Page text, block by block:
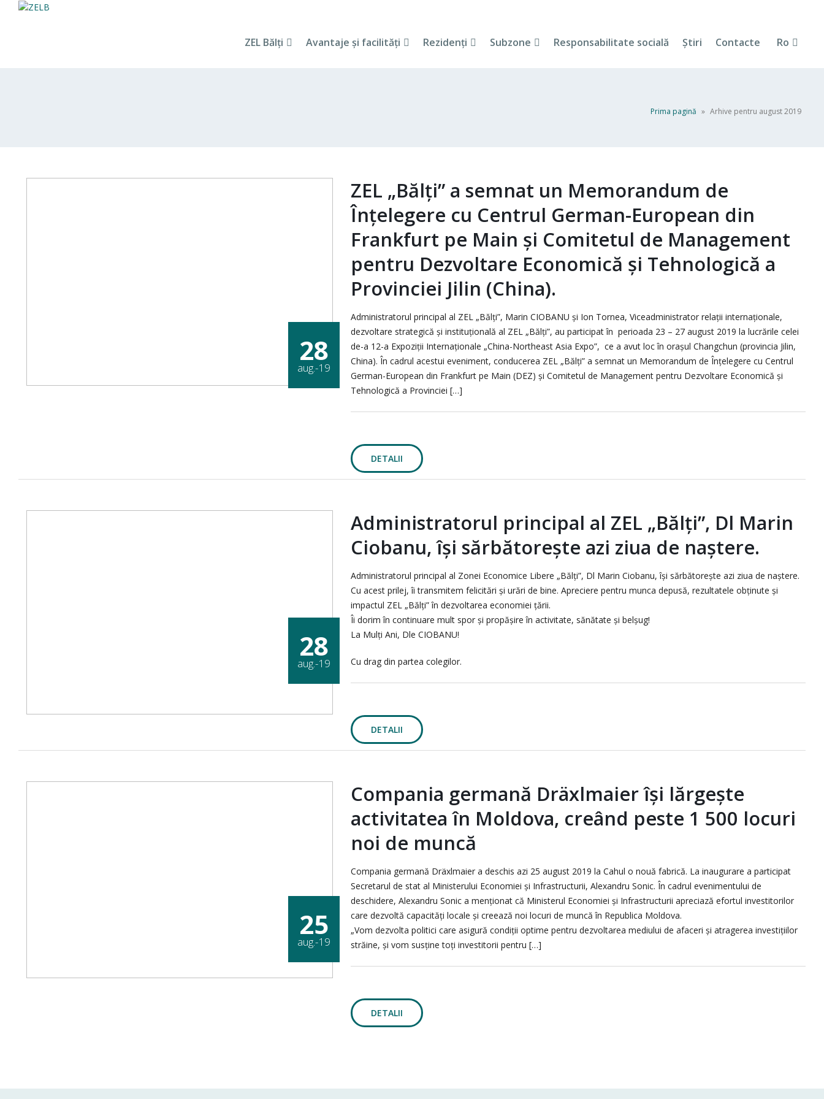
ZEL Bălţi Avantaje şi facilităţi Rezidenţi Subzone Responsabilitate socială Ştiri Contacte Ro
Prima pagină » Arhive pentru august 2019
28
aug.-19
ZEL „Bălți” a semnat un Memorandum de
Înțelegere cu Centrul German-European din
Frankfurt pe Main și Comitetul de Management
pentru Dezvoltare Economică și Tehnologică a
Provinciei Jilin (China).
Administratorul principal al ZEL „Bălți”, Marin CIOBANU și Ion Tornea, Viceadministrator relații internaționale,
dezvoltare strategică și instituțională al ZEL „Bălți”, au participat în perioada 23 – 27 august 2019 la lucrările celei
de-a 12-a Expoziții Internaționale „China-Northeast Asia Expo”, ce a avut loc în orașul Changchun (provincia Jilin,
China). În cadrul acestui eveniment, conducerea ZEL „Bălți” a semnat un Memorandum de Înțelegere cu Centrul
German-European din Frankfurt pe Main (DEZ) și Comitetul de Management pentru Dezvoltare Economică și
Tehnologică a Provinciei […]
DETALII
28
aug.-19
Administratorul principal al ZEL „Bălți”, Dl Marin
Ciobanu, își sărbătorește azi ziua de naștere.
Administratorul principal al Zonei Economice Libere „Bălți”, Dl Marin Ciobanu, își sărbătorește azi ziua de naștere.
Cu acest prilej, îi transmitem felicitări și urări de bine. Apreciere pentru munca depusă, rezultatele obținute și
impactul ZEL „Bălți” în dezvoltarea economiei țării.
Îi dorim în continuare mult spor și propășire în activitate, sănătate și belșug!
La Mulți Ani, Dle CIOBANU!
Cu drag din partea colegilor.
DETALII
25
aug.-19
Compania germană Dräxlmaier își lărgește
activitatea în Moldova, creând peste 1 500 locuri
noi de muncă
Compania germană Dräxlmaier a deschis azi 25 august 2019 la Cahul o nouă fabrică. La inaugurare a participat
Secretarul de stat al Ministerului Economiei și Infrastructurii, Alexandru Sonic. În cadrul evenimentului de
deschidere, Alexandru Sonic a menționat că Ministerul Economiei și Infrastructurii apreciază efortul investitorilor
care dezvoltă capacități locale și creează noi locuri de muncă în Republica Moldova.
„Vom dezvolta politici care asigură condiții optime pentru dezvoltarea mediului de afaceri și atragerea investițiilor
străine, și vom susține toți investitorii pentru […]
DETALII